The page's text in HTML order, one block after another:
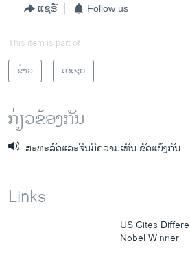
ແຊຣ໌ Follow us
This item is part of
ຂ່າວ
ເອເຊຍ
ກ່ຽວຂ້ອງກັນ
ສະຫະລັດແລະຈີນມີຄວາມເຫັນ ຂັດແຍ້ງກັນ
Links
US Cites
Nobel Winner